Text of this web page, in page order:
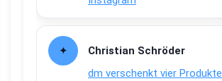
Christian Schröder
dm verschenkt vier